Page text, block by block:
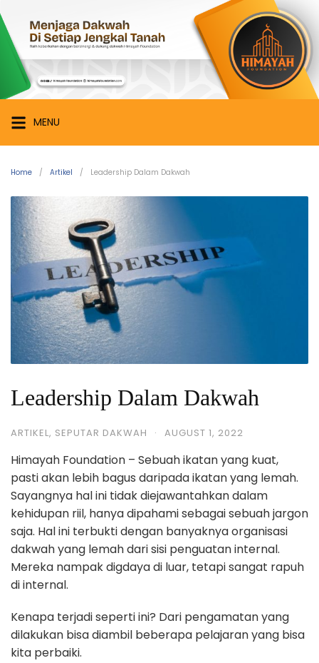
to
content
Himayah
Foundation
Menjaga
Dakwah
di
Setiap
Jengkal
MENU
Home Artikel Leadership Dalam Dakwah
Leadership Dalam Dakwah
ARTIKEL, SEPUTAR DAKWAH · AUGUST 1, 2022
Himayah Foundation – Sebuah ikatan yang kuat,
pasti akan lebih bagus daripada ikatan yang lemah.
Sayangnya hal ini tidak diejawantahkan dalam
kehidupan riil, hanya dipahami sebagai sebuah jargon
saja. Hal ini terbukti dengan banyaknya organisasi
dakwah yang lemah dari sisi penguatan internal.
Mereka nampak digdaya di luar, tetapi sangat rapuh
di internal.
Kenapa terjadi seperti ini? Dari pengamatan yang
dilakukan bisa diambil beberapa pelajaran yang bisa
kita perbaiki.